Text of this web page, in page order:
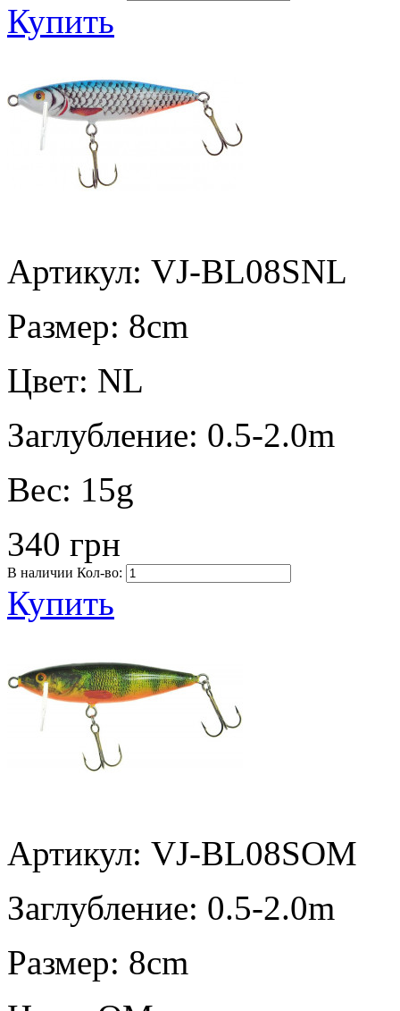
Купить
Артикул: VJ-BL08SNL
Размер: 8cm
Цвет: NL
Заглубление: 0.5-2.0m
Вес: 15g
340 грн
В наличии Кол-во:
Купить
Артикул: VJ-BL08SOM
Заглубление: 0.5-2.0m
Размер: 8cm